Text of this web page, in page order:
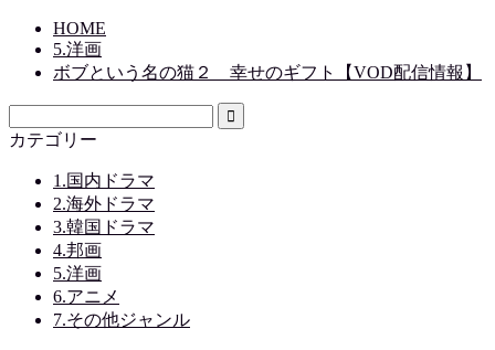
HOME
5.洋画
ボブという名の猫２ 幸せのギフト【VOD配信情報】
カテゴリー
1.国内ドラマ
2.海外ドラマ
3.韓国ドラマ
4.邦画
5.洋画
6.アニメ
7.その他ジャンル